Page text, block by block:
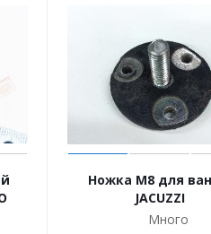
Ножка М8 для
JACUZZI
Много